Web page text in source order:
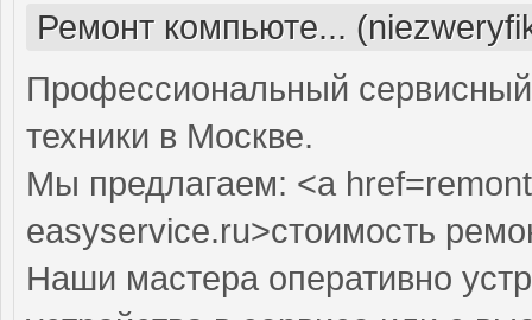
Ремонт компьюте...
Профессиональный
техники в Москве.
Мы предлагаем: <a
easyservice.ru>стоимость
Наши мастера оперативно